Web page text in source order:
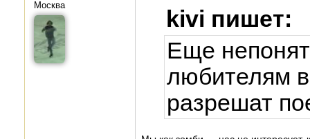
Москва
kivi пишет:
Еще
любителям
разрешат